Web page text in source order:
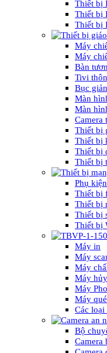
Thiết bị
Thiết bị
Thiết bị
Máy
Máy
Bàn
Tivi
Bục
Màn
Màn
Camera
Thiết bị
Thiết bị
Thiết bị
Thiết bị
Phụ
Thiết bị
Thiết bị
Thiết bị
Thiết bị
Máy in
Máy
Máy
Máy
Máy
Máy
Các loại
Bộ
Camera